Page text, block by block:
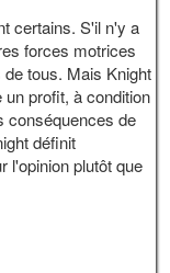
certains. S'il n'y a
forces motrices
tous. Mais Knight
un profit, à condition
conséquences de
définit
l'opinion plutôt que